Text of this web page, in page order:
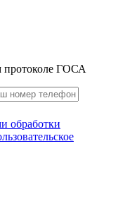
протоколе ГОСА
обработки